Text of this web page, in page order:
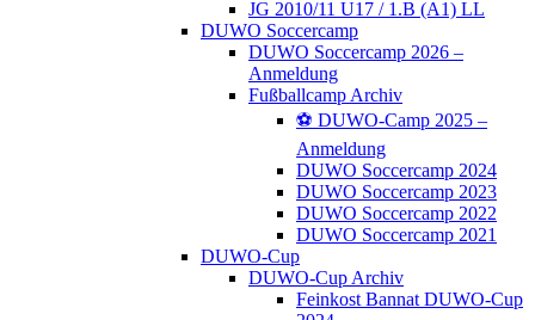
JG 2010/11 U17 / 1.B (A1) LL
DUWO Soccercamp
DUWO Soccercamp 2026 –
Anmeldung
Fußballcamp Archiv
⚽️ DUWO-Camp 2025 –
Anmeldung
DUWO Soccercamp 2024
DUWO Soccercamp 2023
DUWO Soccercamp 2022
DUWO Soccercamp 2021
DUWO-Cup
DUWO-Cup Archiv
Feinkost Bannat DUWO-Cup